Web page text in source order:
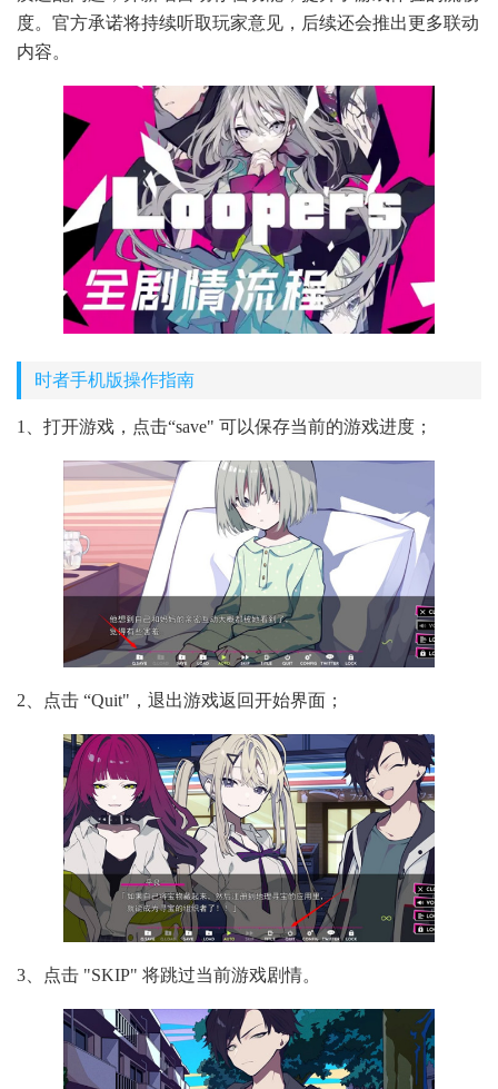
度。官方承诺将持续听取玩家意见，后续还会推出更多联动
内容。
时者手机版操作指南
1、打开游戏，点击“save" 可以保存当前的游戏进度；
2、点击 “Quit"，退出游戏返回开始界面；
3、点击 "SKIP" 将跳过当前游戏剧情。